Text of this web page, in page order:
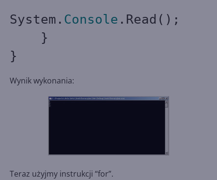
System. Console .Read();
}
}
Wynik wykonania:
Teraz użyjmy instrukcji “for”.